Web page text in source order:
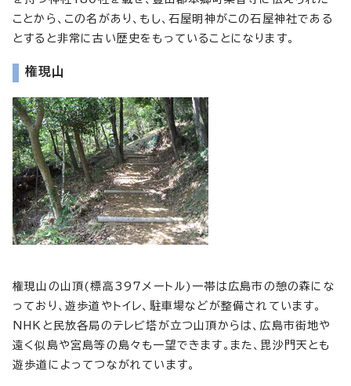
ことから、この名があり、もし、石屋明神がこの石屋神社である
とすると非常に古い歴史をもっていることになります。
権現山
権現山の山頂(標高397メートル)一帯は広島市の憩の森にな
っており、遊歩道やトイレ、駐車場などが整備されています。
NHKと民放各局のテレビ塔が立つ山頂からは、広島市街地や
遠く似島や宮島等の島々も一望できます。また、毘沙門天とも
遊歩道によってつながれています。